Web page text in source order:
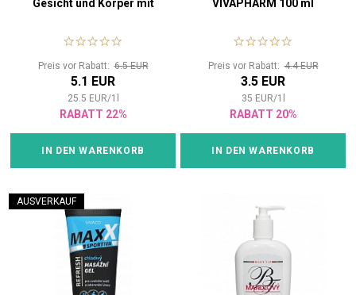
Gesicht und Körper mit
200 ml
Preis vor Rabatt:6.5 EUR
5.1 EUR
25.5 EUR/1
RABATT 22%
IN DEN WARENKORB
VIVAPHARM 100 ml
Preis vor Rabatt:4.4 EUR
3.5 EUR
35 EUR/1
RABATT 20%
IN DEN WARENKORB
AUSVERKAUF